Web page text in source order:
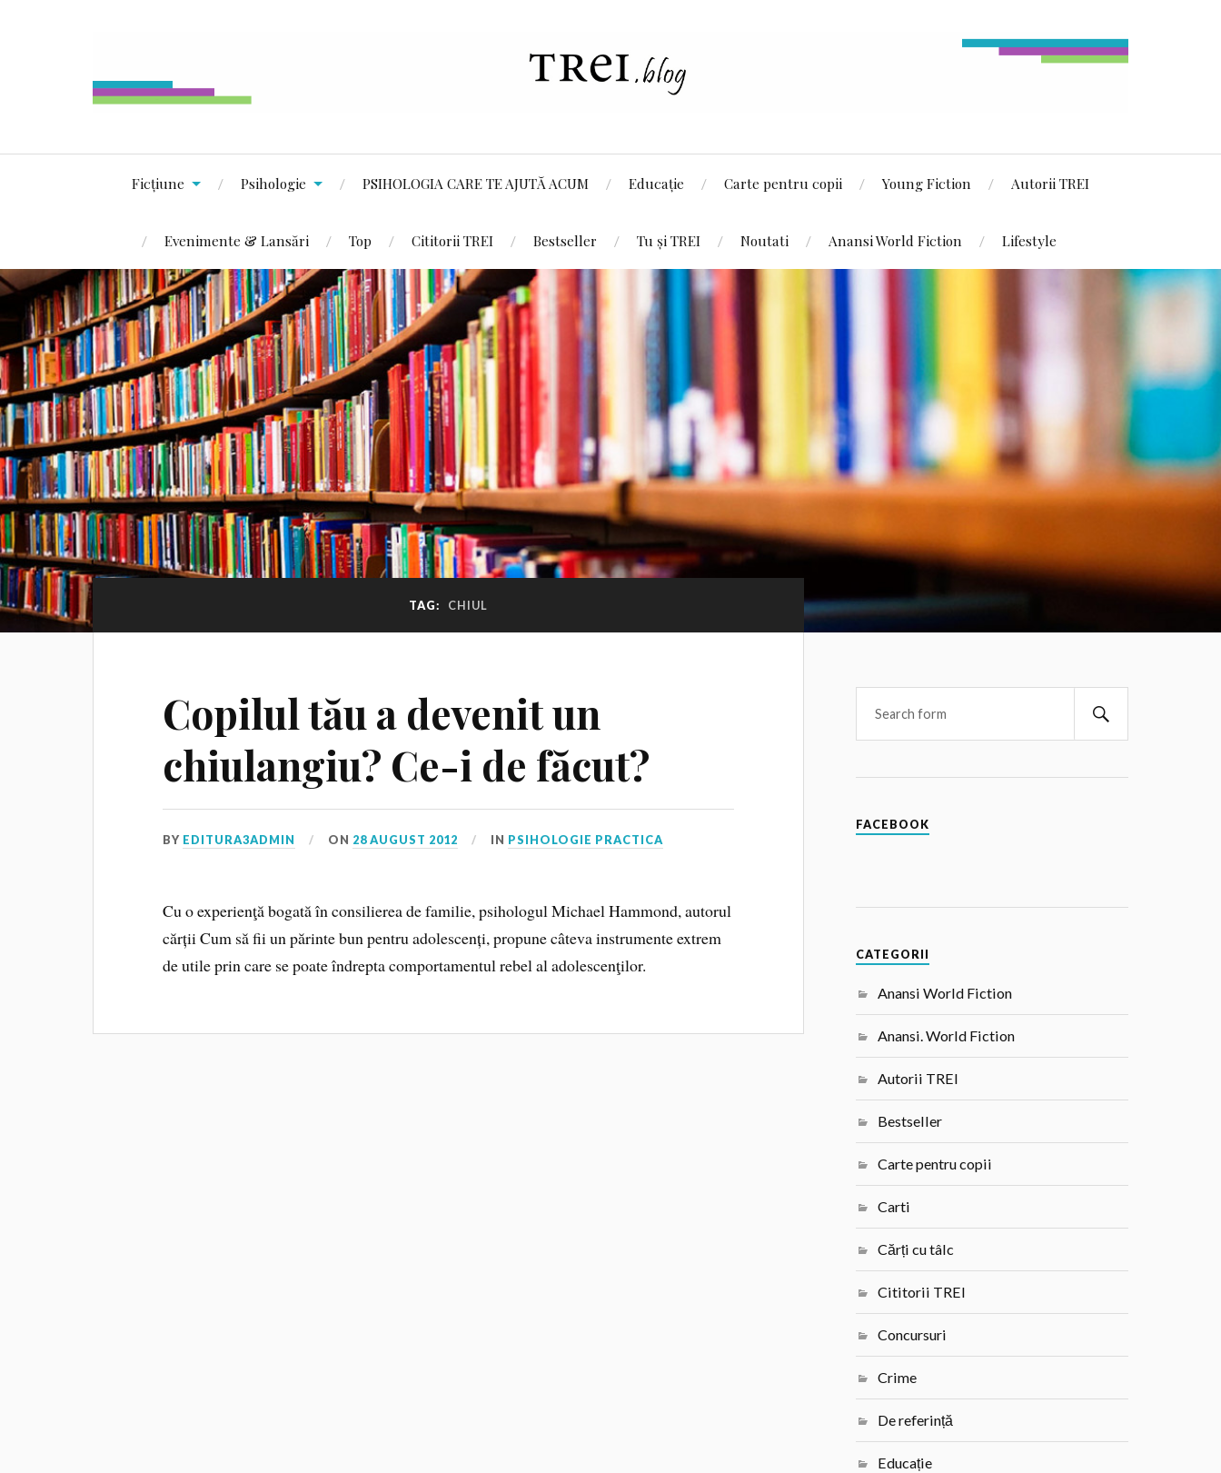
Ficțiune Psihologie PSIHOLOGIA CARE TE AJUTĂ ACUM Educație Carte pentru copii Young Fiction Autorii TREI
Evenimente & Lansări Top Cititorii TREI Bestseller Tu și TREI Noutati Anansi World Fiction Lifestyle
TAG: CHIUL
Copilul tău a devenit un
chiulangiu? Ce-i de făcut?
BY EDITURA3ADMIN ON 28 AUGUST 2012 IN PSIHOLOGIE PRACTICA
Cu o experienţă bogată în consilierea de familie, psihologul Michael Hammond, autorul
cărții Cum să fii un părinte bun pentru adolescenți, propune câteva instrumente extrem
de utile prin care se poate îndrepta comportamentul rebel al adolescenţilor.
FACEBOOK
CATEGORII
Anansi World Fiction
Anansi. World Fiction
Autorii TREI
Bestseller
Carte pentru copii
Carti
Cărți cu tâlc
Cititorii TREI
Concursuri
Crime
De referință
Educație